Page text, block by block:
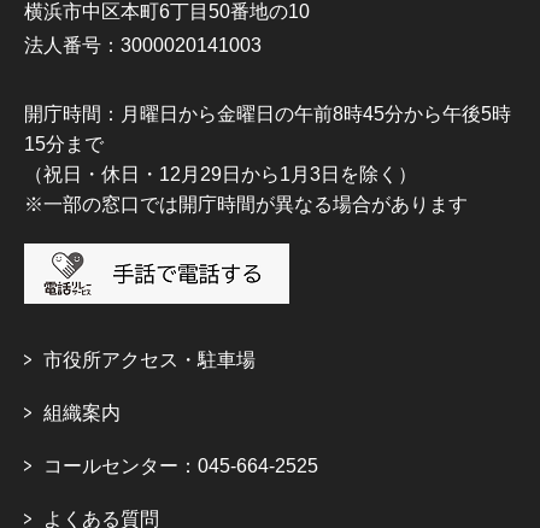
横浜市中区本町6丁目50番地の10
法人番号：3000020141003
開庁時間：月曜日から金曜日の午前8時45分から午後5時
15分まで
（祝日・休日・12月29日から1月3日を除く）
※一部の窓口では開庁時間が異なる場合があります
市役所アクセス・駐車場
組織案内
コールセンター：045-664-2525
よくある質問